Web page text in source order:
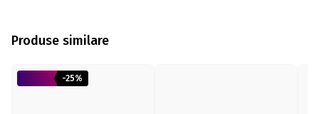
Produse similare
-25%